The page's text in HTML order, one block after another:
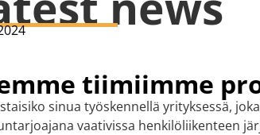
tiimiimme
sinua työskennellä yrityksessä,
vaativissa henkilöliikenteen